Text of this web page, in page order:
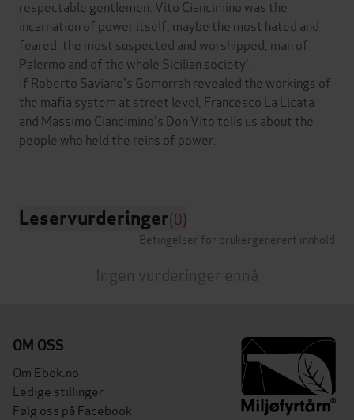
respectable gentlemen. Vito Ciancimino was the
incarnation of power itself, maybe the most hated and
feared, the most suspected and worshipped, man of
Palermo and of the whole Sicilian society'.
If Roberto Saviano's Gomorrah revealed the workings of
the mafia system at street level, Francesco La Licata
and Massimo Ciancimino's Don Vito tells us about the
people who held the reins of power.
Leservurderinger(0)
Betingelser for brukergenerert innhold
Ingen vurderinger ennå
OM OSS
Om Ebok.no
Ledige stillinger
Følg oss på Facebook